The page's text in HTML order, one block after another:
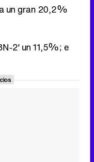
un gran 20,2%
2' un 11,5%; e